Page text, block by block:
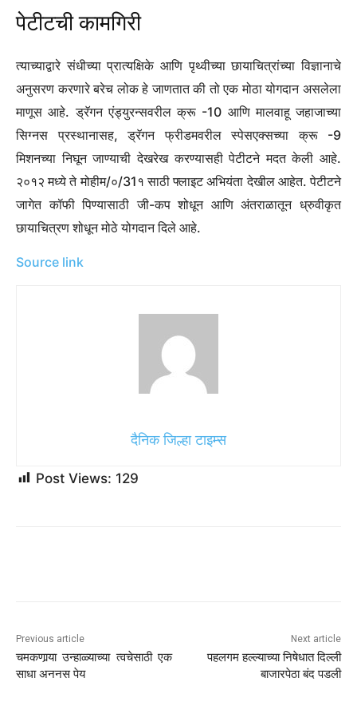
पेटीटची कामगिरी
त्याच्याद्वारे संधीच्या प्रात्यक्षिके आणि पृथ्वीच्या छायाचित्रांच्या विज्ञानाचे
अनुसरण करणारे बरेच लोक हे जाणतात की तो एक मोठा योगदान असलेला
माणूस आहे. ड्रॅगन एंड्युरन्सवरील क्रू -10 आणि मालवाहू जहाजाच्या
सिग्नस प्रस्थानासह, ड्रॅगन फ्रीडमवरील स्पेसएक्सच्या क्रू -9
मिशनच्या निघून जाण्याची देखरेख करण्यासही पेटीटने मदत केली आहे.
२०१२ मध्ये ते मोहीम/०/31१ साठी फ्लाइट अभियंता देखील आहेत. पेटीटने
जागेत कॉफी पिण्यासाठी जी-कप शोधून आणि अंतराळातून ध्रुवीकृत
छायाचित्रण शोधून मोठे योगदान दिले आहे.
Source link
दैनिक जिल्हा टाइम्स
Post Views: 129
Previous article
चमकणार्‍या उन्हाळ्याच्या त्वचेसाठी एक
साधा अननस पेय
Next article
पहलगम हल्ल्याच्या निषेधात दिल्ली
बाजारपेठा बंद पडली